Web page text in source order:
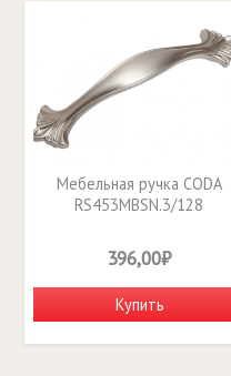
Мебельная ручка CODA
RS453MBSN.3/128
396,00₽
Купить